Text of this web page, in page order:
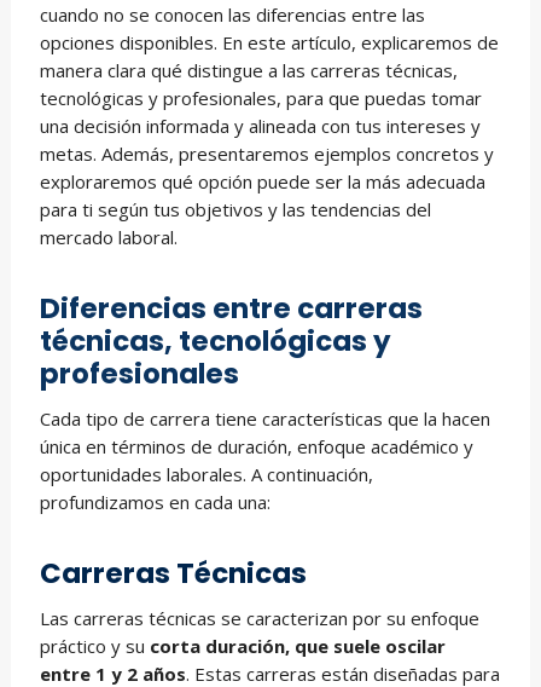
cuando no se conocen las diferencias entre las
opciones disponibles. En este artículo, explicaremos de
manera clara qué distingue a las carreras técnicas,
tecnológicas y profesionales, para que puedas tomar
una decisión informada y alineada con tus intereses y
metas. Además, presentaremos ejemplos concretos y
exploraremos qué opción puede ser la más adecuada
para ti según tus objetivos y las tendencias del
mercado laboral.
Diferencias entre carreras
técnicas, tecnológicas y
profesionales
Cada tipo de carrera tiene características que la hacen
única en términos de duración, enfoque académico y
oportunidades laborales. A continuación,
profundizamos en cada una:
Carreras Técnicas
Las carreras técnicas se caracterizan por su enfoque
práctico y su corta duración, que suele oscilar
entre 1 y 2 años. Estas carreras están diseñadas para